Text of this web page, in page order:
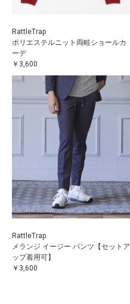
RattleTrap
ポリエステルニット両畦ショールカ
ーデ
￥3,600
RattleTrap
メランジ イージー パンツ【セットア
ップ着用可】
￥3,600